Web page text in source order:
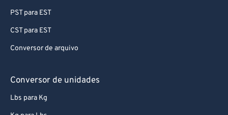
PST para EST
CST para EST
Conversor de arquivo
Conversor de unidades
Lbs para Kg